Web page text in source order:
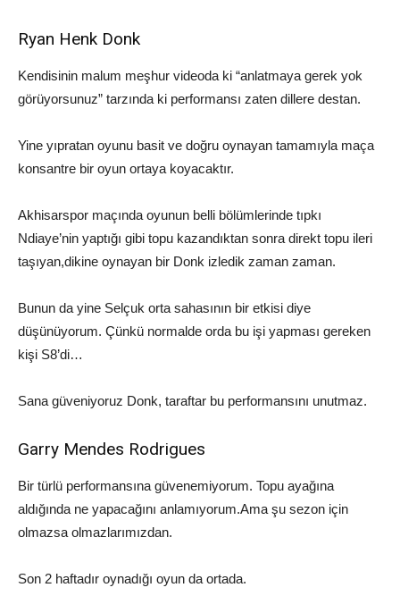
Ryan Henk Donk
Kendisinin malum meşhur videoda ki “anlatmaya gerek yok
görüyorsunuz” tarzında ki performansı zaten dillere destan.
Yine yıpratan oyunu basit ve doğru oynayan tamamıyla maça
konsantre bir oyun ortaya koyacaktır.
Akhisarspor maçında oyunun belli bölümlerinde tıpkı
Ndiaye’nin yaptığı gibi topu kazandıktan sonra direkt topu ileri
taşıyan,dikine oynayan bir Donk izledik zaman zaman.
Bunun da yine Selçuk orta sahasının bir etkisi diye
düşünüyorum. Çünkü normalde orda bu işi yapması gereken
kişi S8’di…
Sana güveniyoruz Donk, taraftar bu performansını unutmaz.
Garry Mendes Rodrigues
Bir türlü performansına güvenemiyorum. Topu ayağına
aldığında ne yapacağını anlamıyorum.Ama şu sezon için
olmazsa olmazlarımızdan.
Son 2 haftadır oynadığı oyun da ortada.